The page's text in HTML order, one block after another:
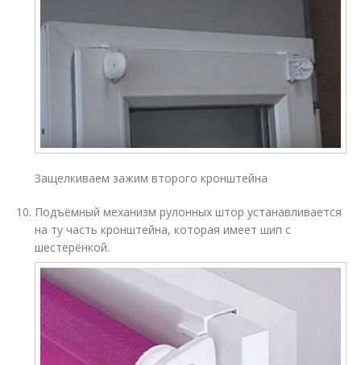
Защелкиваем зажим второго кронштейна
Подъёмный механизм рулонных штор устанавливается
на ту часть кронштейна, которая имеет шип с
шестерёнкой.